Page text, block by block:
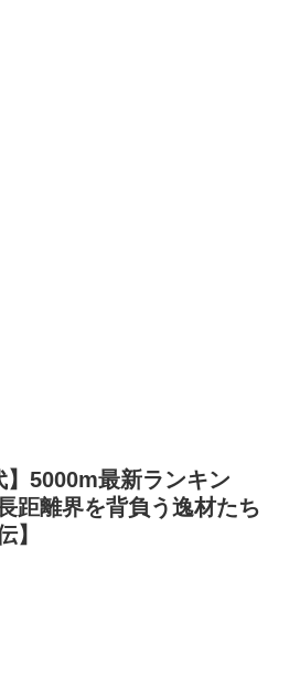
】5000m最新ランキン
距離界を背負う逸材たち
】